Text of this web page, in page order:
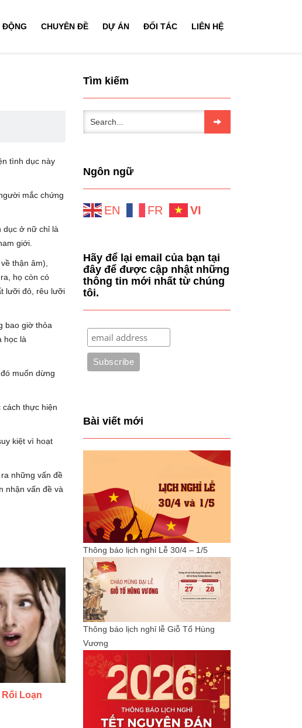
ĐỘNG CHUYÊN ĐỀ DỰ ÁN ĐỐI TÁC LIÊN HỆ
tình dục này
mắc chứng
dục ở nữ chỉ là
giới.
thận âm),
họ còn có
lưỡi đỏ, rêu lưỡi
bao giờ thỏa
học là
muốn dừng
cách thực hiện
kiệt vì hoạt
những vấn đề
nhận vấn đề và
Loạn
Tìm kiếm
Ngôn ngữ
EN FR VI
Hãy để lại email của bạn tại
đây để được cập nhật những
thông tin mới nhất từ chúng
tôi.
Bài viết mới
Thông báo lịch nghỉ Lễ 30/4 – 1/5
Thông báo lịch nghỉ lễ Giỗ Tổ Hùng
Vương